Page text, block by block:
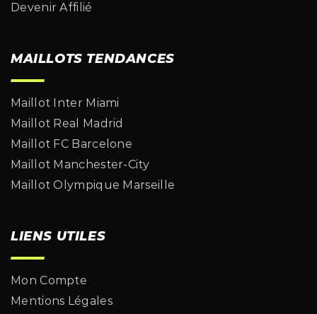
Devenir Affilié
MAILLOTS TENDANCES
Maillot Inter Miami
Maillot Real Madrid
Maillot FC Barcelone
Maillot Manchester-City
Maillot Olympique Marseille
LIENS UTILES
Mon Compte
Mentions Légales